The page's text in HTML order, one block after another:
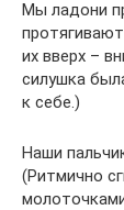
Мы ладони
их вверх –
силушка
к себе.)
Наши
(Ритмично